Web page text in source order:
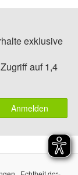
exklusive
auf 1,4
Anmelden